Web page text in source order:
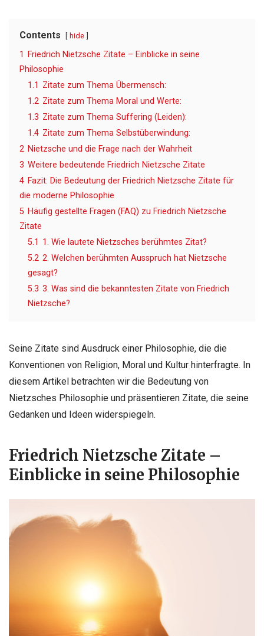
Contents hide
1
Friedrich Nietzsche Zitate – Einblicke in seine
Philosophie
1.1 Zitate zum Thema Übermensch:
1.2 Zitate zum Thema Moral und Werte:
1.3 Zitate zum Thema Suffering (Leiden):
1.4 Zitate zum Thema Selbstüberwindung:
2 Nietzsche und die Frage nach der Wahrheit
3 Weitere bedeutende Friedrich Nietzsche Zitate
4 Fazit: Die Bedeutung der Friedrich Nietzsche Zitate für
die moderne Philosophie
5 Häufig gestellte Fragen (FAQ) zu Friedrich Nietzsche
Zitate
5.1 1. Wie lautete Nietzsches berühmtes Zitat?
5.2 2. Welchen berühmten Ausspruch hat Nietzsche
gesagt?
5.3 3. Was sind die bekanntesten Zitate von Friedrich
Nietzsche?
Seine Zitate sind Ausdruck einer Philosophie, die die
Konventionen von Religion, Moral und Kultur hinterfragte. In
diesem Artikel betrachten wir die Bedeutung von
Nietzsches Philosophie und präsentieren Zitate, die seine
Gedanken und Ideen widerspiegeln.
Friedrich Nietzsche Zitate –
Einblicke in seine Philosophie